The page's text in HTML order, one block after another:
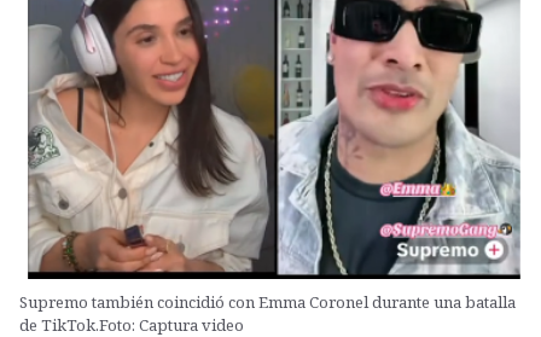
Supremo también coincidió con Emma Coronel durante una batalla
de TikTok.Foto: Captura video